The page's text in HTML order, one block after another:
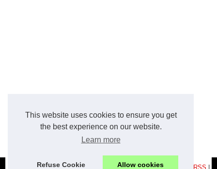
This website uses cookies to ensure you get
the best experience on our website.
Learn more
Refuse Cookie Allow cookies
Blog-tribugourmande.com Plan du site|Cookies Policy RSS